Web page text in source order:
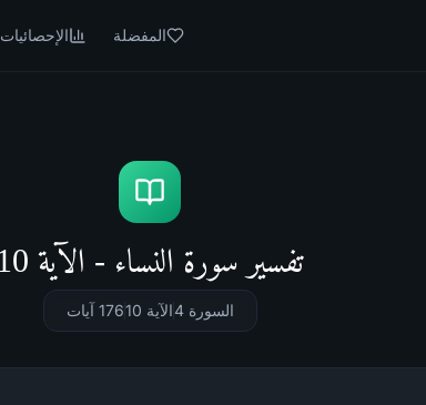
المفضلة الإحصائيات
تفسير سورة النساء - الآية 10
السورة 4 الآية 10 176 آيات